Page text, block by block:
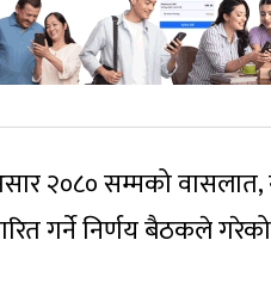
२०८० सम्मको
गर्ने निर्णय बैठकले